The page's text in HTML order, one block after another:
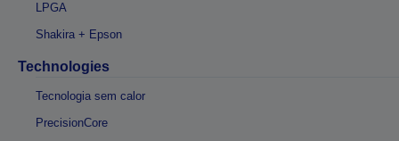
LPGA
Shakira + Epson
Technologies
Tecnologia sem calor
PrecisionCore